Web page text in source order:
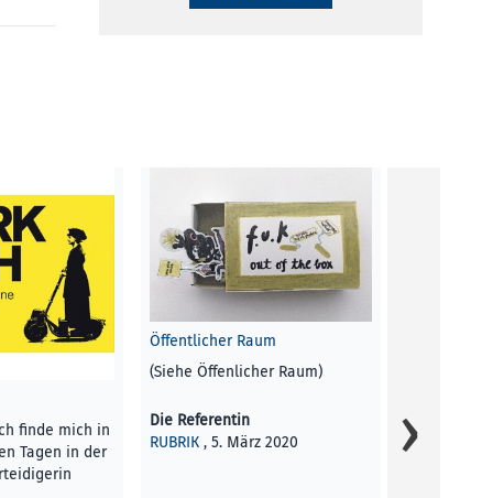
finde mich in
Tagen in der
Öffentlicher Raum
(Siehe Öffenlicher Raum)
Die Referentin
RUBRIK , 5. März 2020
Von 21.–26.